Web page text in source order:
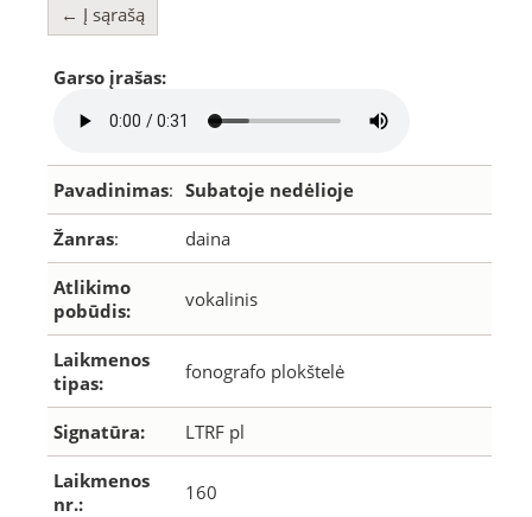
← Į sąrašą
Garso įrašas:
Pavadinimas: Subatoje nedėlioje
Žanras: daina
Atlikimo
pobūdis:
vokalinis
Laikmenos
tipas:
fonografo plokštelė
Signatūra: LTRF pl
Laikmenos
nr.:
160